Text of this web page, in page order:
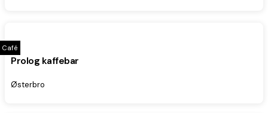
Café
Prolog kaffebar
Østerbro